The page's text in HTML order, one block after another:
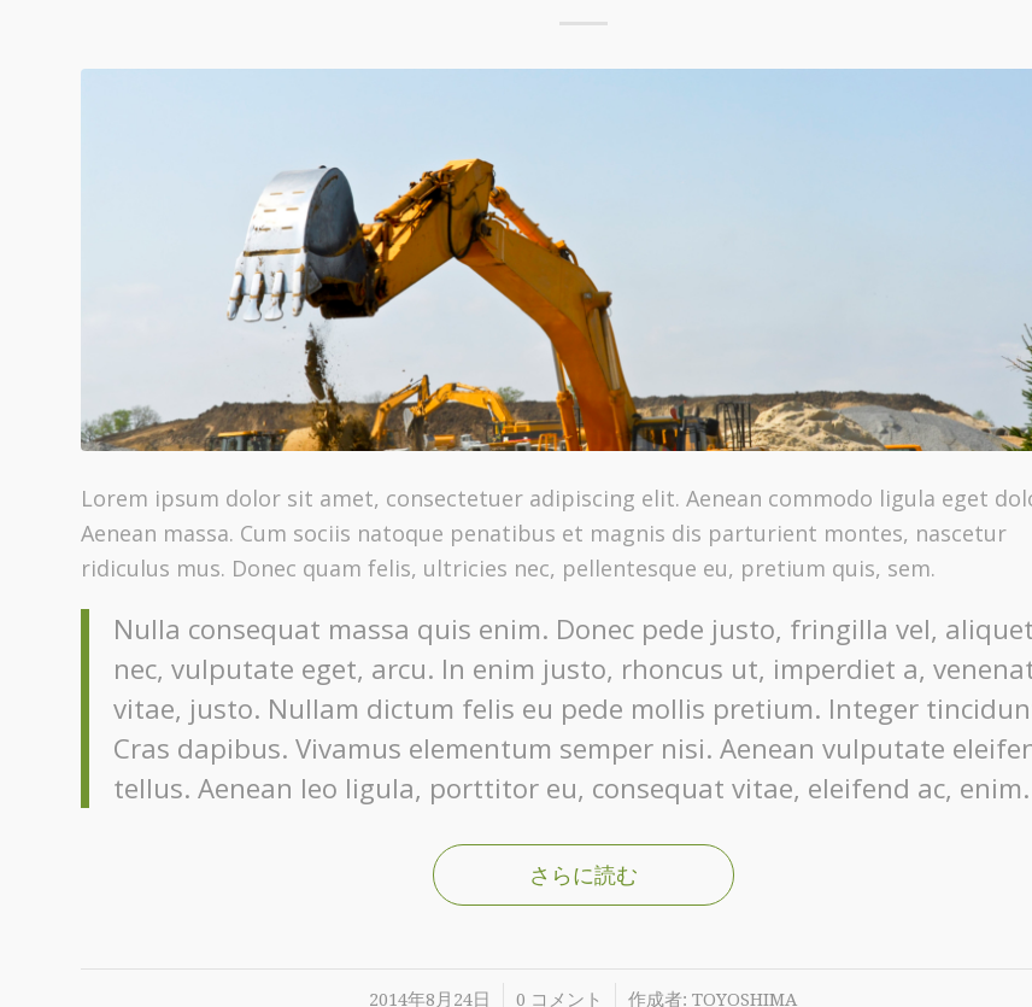
Lorem ipsum dolor sit amet, consectetuer adipiscing elit. Aenean commodo ligula eget
Aenean massa. Cum sociis natoque penatibus et magnis dis parturient montes, nascetur
ridiculus mus. Donec quam felis, ultricies nec, pellentesque eu, pretium quis, sem.
Nulla consequat massa quis enim. Donec pede justo, fringilla vel, aliquet
nec, vulputate eget, arcu. In enim justo, rhoncus ut, imperdiet a,
vitae, justo. Nullam dictum felis eu pede mollis pretium. Integer
Cras dapibus. Vivamus elementum semper nisi. Aenean vulputate
tellus. Aenean leo ligula, porttitor eu, consequat vitae, eleifend ac, enim.
さらに読む
2014年8月24日
/ 0 コメント
/ 作成者:TOYOSHIMA